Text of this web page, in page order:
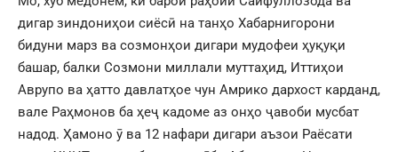
дигар зиндониҳои сиёсӣ на танҳо Хабарнигорони
бидуни марз ва созмонҳои дигари мудофеи ҳуқуқи
башар, балки Созмони миллали муттаҳид, Иттиҳои
Аврупо ва ҳатто давлатҳое чун Амрико дархост карданд,
вале Раҳмонов ба ҳеҷ кадоме аз онҳо ҷавоби мусбат
надод. Ҳамоно ӯ ва 12 нафари дигари аъзои Раёсати